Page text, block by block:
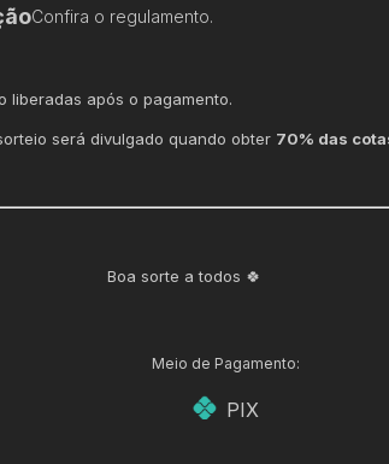
Confira o regulamento.
liberadas após o pagamento.
será divulgado quando obter 70% das
Boa sorte a todos 🍀
Meio de Pagamento:
PIX